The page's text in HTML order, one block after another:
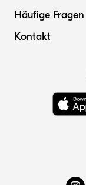
Häufige Fragen
Kontakt